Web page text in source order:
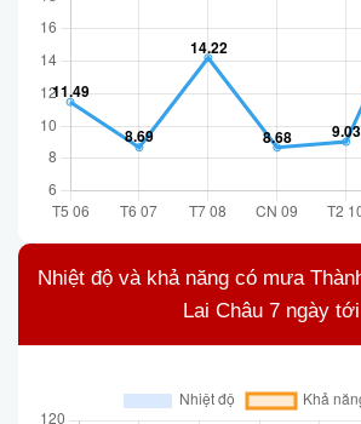
Nhiệt độ và khả năng có mưa
Lai Châu 7 ngày tới